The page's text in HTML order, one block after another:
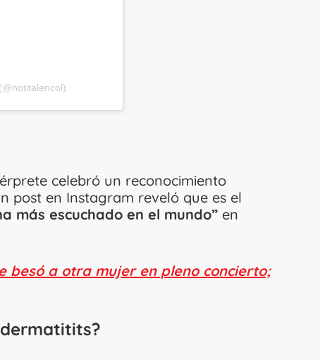
celebró un reconocimiento
post en Instagram reveló que es el
más escuchado en el mundo” en
besó a otra mujer en pleno concierto;